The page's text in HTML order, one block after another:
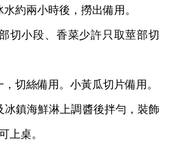
約兩小時後，撈出備用。
切小段、香菜少許只取莖部切
切絲備用。小黃瓜切片備用。
冰鎮海鮮淋上調醬後拌勻，裝飾
上桌。